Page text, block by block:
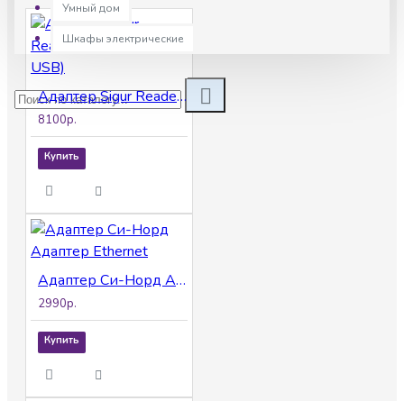
Умный дом
Шкафы электрические
Адаптер Sigur Reader W (Wiegand - USB)
8100р.
Купить
Адаптер Си-Норд Адаптер Ethernet
2990р.
Купить